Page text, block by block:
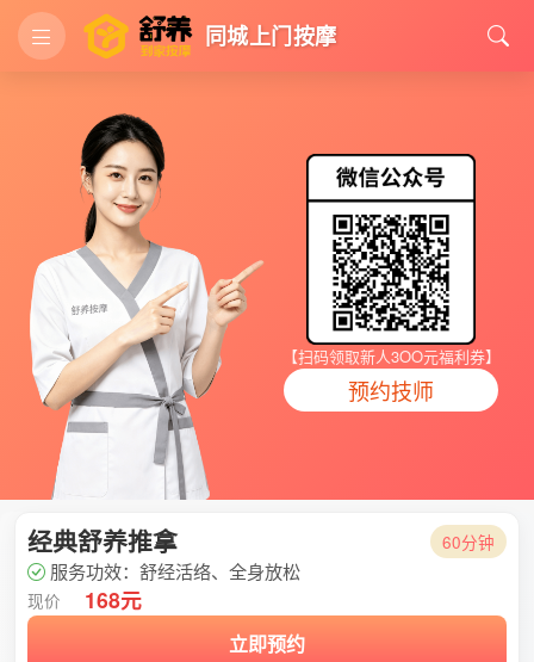
同城上门按摩
【扫码领取新人3OO元福利券】
预约技师
经典舒养推拿 60分钟
服务功效：舒经活络、全身放松
现价 168元
立即预约